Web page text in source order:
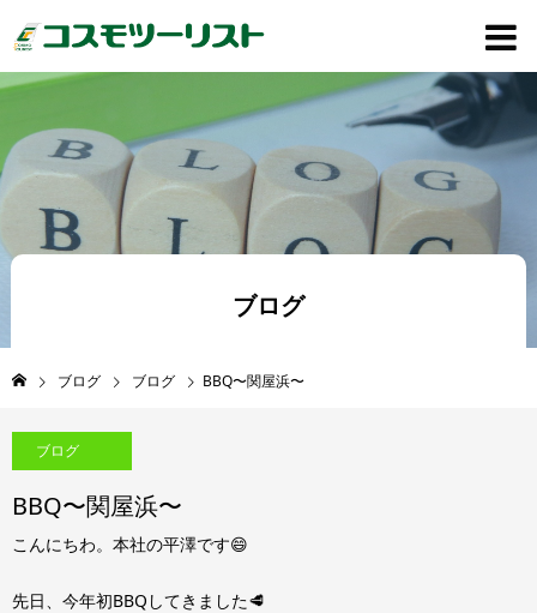
ブログ
ブログ ブログ BBQ〜関屋浜〜
ブログ
BBQ〜関屋浜〜
こんにちわ。本社の平澤です😄
先日、今年初BBQしてきました🥩